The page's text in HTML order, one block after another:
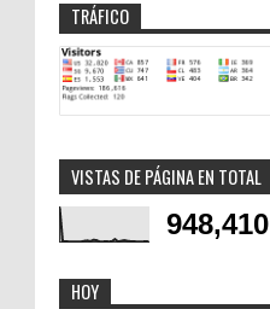
TRÁFICO
VISTAS DE PÁGINA EN TOTAL
948,410
HOY